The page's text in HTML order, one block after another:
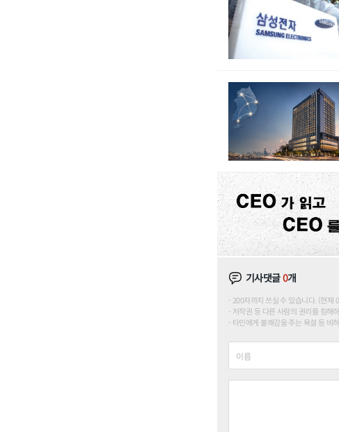
기사댓글0개
200자까지 쓰실 수 있습니다. (현
저작권 등 다른 사람의 권리를 침해
타인에게 불쾌감을 주는 욕설 등 비